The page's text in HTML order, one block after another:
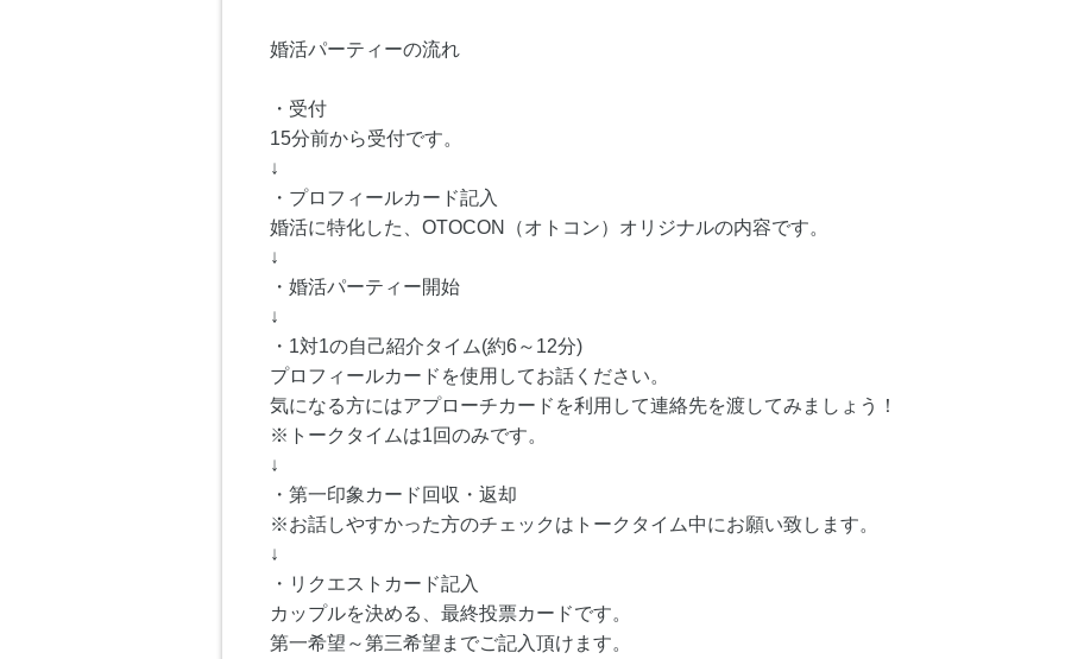
婚活パーティーの流れ
・受付
15分前から受付です。
↓
・プロフィールカード記入
婚活に特化した、OTOCON（オトコン）オリジナルの内容です。
↓
・婚活パーティー開始
↓
・1対1の自己紹介タイム(約6～12分)
プロフィールカードを使用してお話ください。
気になる方にはアプローチカードを利用して連絡先を渡してみましょう！
※トークタイムは1回のみです。
↓
・第一印象カード回収・返却
※お話しやすかった方のチェックはトークタイム中にお願い致します。
↓
・リクエストカード記入
カップルを決める、最終投票カードです。
第一希望～第三希望までご記入頂けます。